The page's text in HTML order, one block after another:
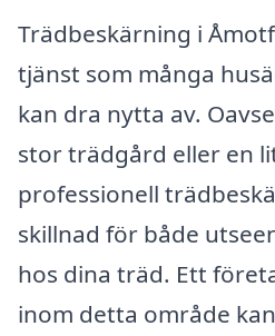
Trädbeskärning i
tjänst som många
kan dra nytta av.
stor trädgård eller en
professionell
skillnad för både
hos dina träd. Ett
inom detta område